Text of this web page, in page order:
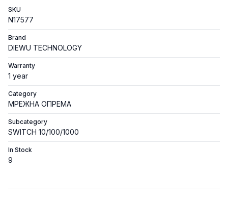
SKU
N17577
Brand
DIEWU TECHNOLOGY
Warranty
1 year
Category
МРЕЖНА ОПРЕМА
Subcategory
SWITCH 10/100/1000
In Stock
9